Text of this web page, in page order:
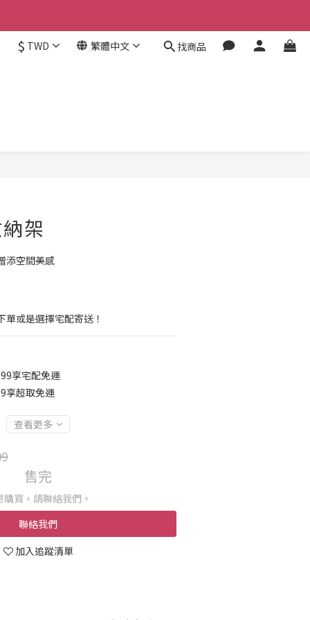
$ TWD 繁體中文 找商品
架
添空間美感
或是選擇宅配寄送！
享宅配免運
享超取免運
查看更多
售完
購買，請聯絡我們。
聯絡我們
加入追蹤清單